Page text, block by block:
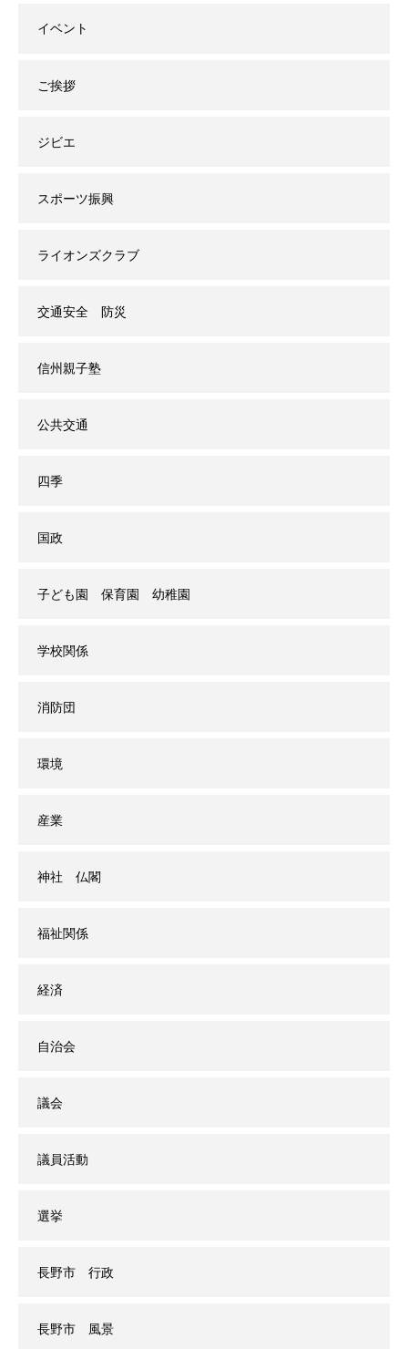
イベント
ご挨拶
ジビエ
スポーツ振興
ライオンズクラブ
交通安全 防災
信州親子塾
公共交通
四季
国政
子ども園 保育園 幼稚園
学校関係
消防団
環境
産業
神社 仏閣
福祉関係
経済
自治会
議会
議員活動
選挙
長野市 行政
長野市 風景